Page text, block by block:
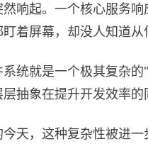
响起。一个核心服务
着屏幕，却没人知道
统就是一个极其复杂
抽象在提升开发效率的
天，这种复杂性被进一